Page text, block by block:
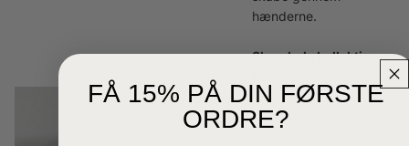
hænderne.
Shop hele kollektionen
Afspil video
FÅ 15% PÅ DIN FØRSTE
ORDRE?